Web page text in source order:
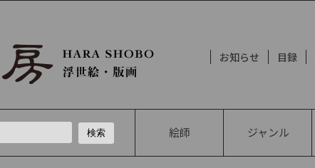
お知らせ 目録
絵師 ジャンル